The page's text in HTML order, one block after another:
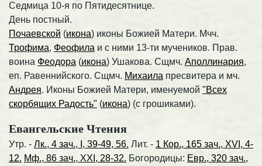
Седмица 10-я по Пятидесятнице.
День постный.
Почаевской (икона) иконы Божией Матери. Мчч.
Трофима, Феофила и с ними 13-ти мучеников. Прав.
воина Феодора (икона) Ушакова. Сщмч. Аполлинария,
еп. Равеннийского. Сщмч. Михаила пресвитера и мч.
Андрея. Иконы Божией Матери, именуемой "Всех
скорбящих Радость" (икона) (с грошиками).
Евангельские Чтения
Утр. - Лк., 4 зач., I, 39-49, 56. Лит. - 1 Кор., 165 зач., XVI, 4-
12. Мф., 86 зач., XXI, 28-32. Богородицы: Евр., 320 зач.,